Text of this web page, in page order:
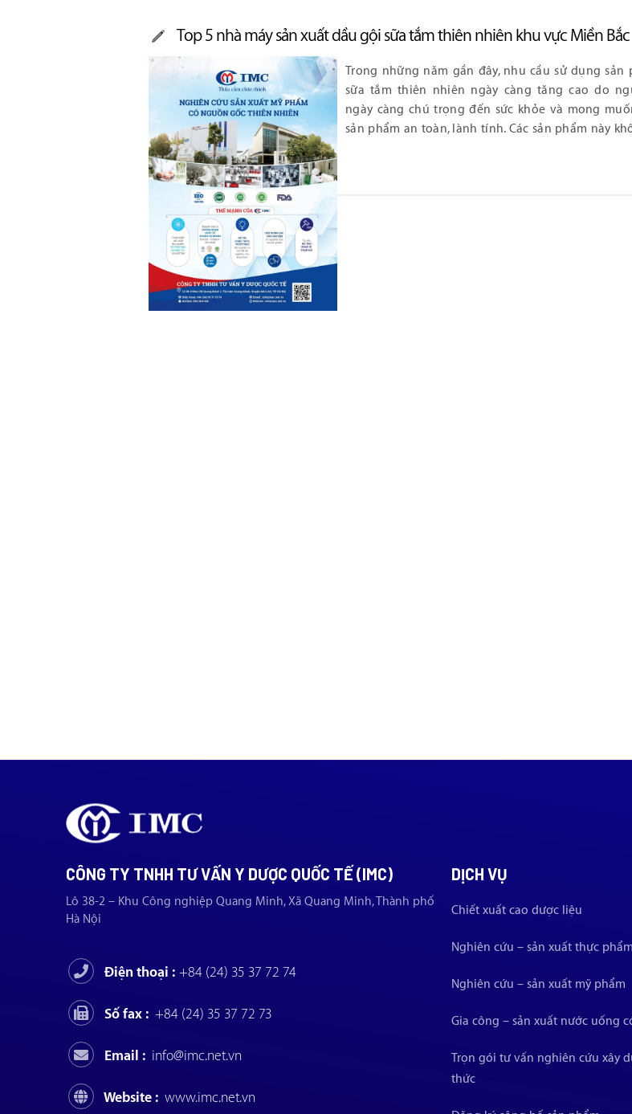
Top 5 nhà máy sản xuất dầu gội sữa tắm thiên nhiên khu vực Miền Bắc
Trong những năm gần đây, nhu cầu sử dụng sản
sữa tắm thiên nhiên ngày càng tăng cao do
ngày càng chú trọng đến sức khỏe và mong
sản phẩm an toàn, lành tính. Các sản phẩm này
CÔNG TY TNHH TƯ VẤN Y DƯỢC QUỐC TẾ (IMC)
Lô 38-2 – Khu Công nghiệp Quang Minh, Xã Quang Minh, Thành phố
Hà Nội
Điện thoại : +84 (24) 35 37 72 74
Số fax : +84 (24) 35 37 72 73
Email : info@imc.net.vn
Website : www.imc.net.vn
DỊCH VỤ
Chiết xuất cao dược liệu
Nghiên cứu – sản xuất thực
Nghiên cứu – sản xuất mỹ phẩm
Gia công – sản xuất nước uống
Trọn gói tư vấn nghiên cứu xây
thức